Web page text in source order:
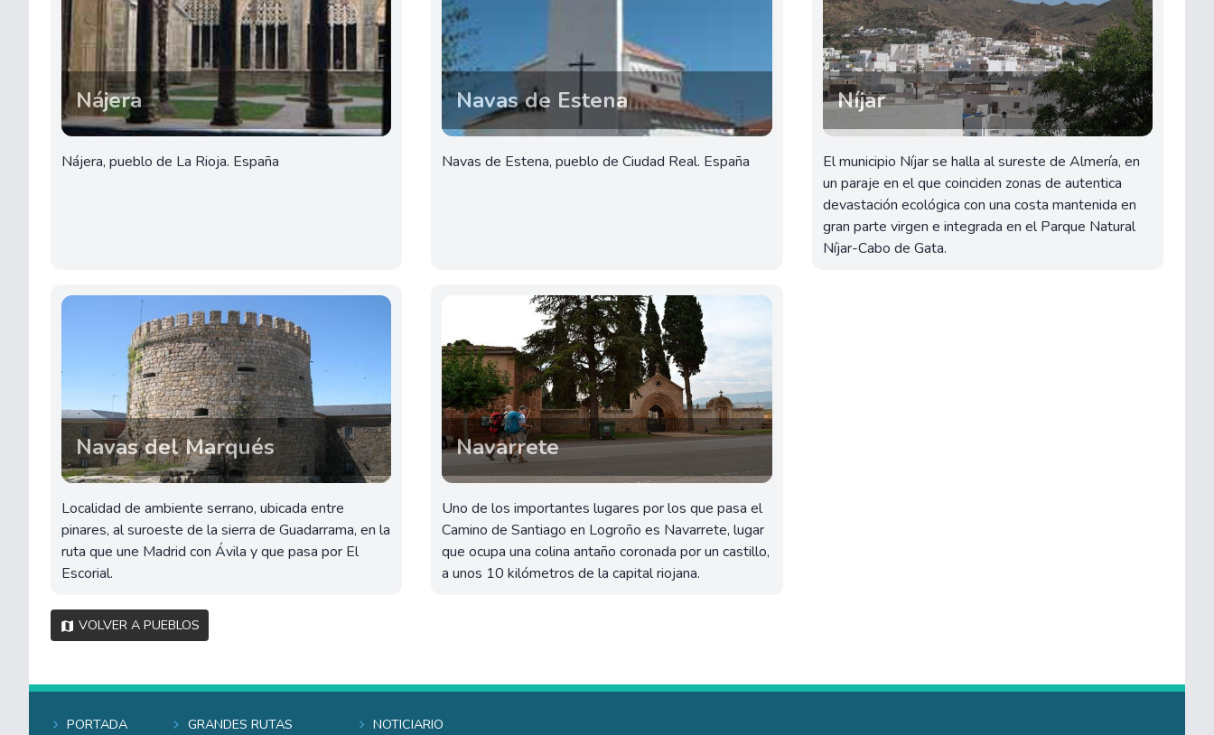
Nájera
Nájera, pueblo de La Rioja. España
Navas de Estena
Navas de Estena, pueblo de Ciudad Real. España
Níjar
El municipio Níjar se halla al sureste de Almería, en
un paraje en el que coinciden zonas de autentica
devastación ecológica con una costa mantenida en
gran parte virgen e integrada en el Parque Natural
Níjar-Cabo de Gata.
Navas del Marqués
Localidad de ambiente serrano, ubicada entre
pinares, al suroeste de la sierra de Guadarrama, en la
ruta que une Madrid con Ávila y que pasa por El
Escorial.
Navarrete
Uno de los importantes lugares por los que pasa el
Camino de Santiago en Logroño es Navarrete, lugar
que ocupa una colina antaño coronada por un castillo,
a unos 10 kilómetros de la capital riojana.
Volver a pueblos
Portada Grandes rutas Noticiario